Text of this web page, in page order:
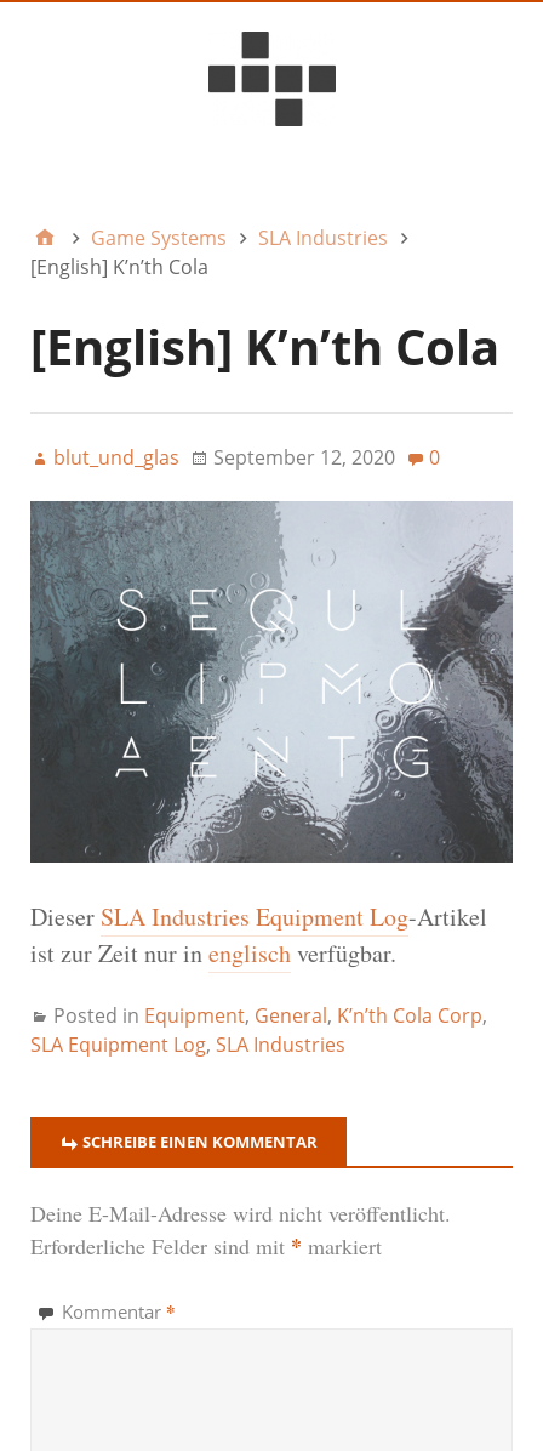
Game Systems
SLA Industries
[English] K’n’th Cola
[English] K’n’th Cola
blut_und_glas September 12, 2020 0
Dieser SLA Industries Equipment Log-Artikel
ist zur Zeit nur inenglischverfügbar.
Posted in Equipment, General, K’n’th Cola Corp,
SLA Equipment Log, SLA Industries
SCHREIBE EINEN KOMMENTAR
Deine E-Mail-Adresse wird nicht veröffentlicht.
Erforderliche Felder sind mit * markiert
Kommentar *